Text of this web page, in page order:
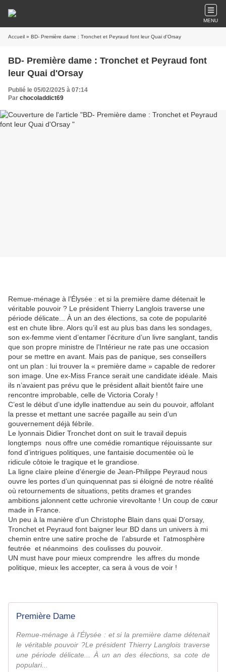
MENU
Accueil » BD- Première dame : Tronchet et Peyraud font leur Quai d'Orsay
BD- Première dame : Tronchet et Peyraud font
leur Quai d'Orsay
Publié le 05/02/2025 à 07:14
Par chocoladdict69
Remue-ménage à l’Élysée : et si la première dame détenait le
véritable pouvoir ? Le président Thierry Langlois traverse une
période délicate... À un an des élections, sa cote de popularité
est en chute libre. Alors qu’il est au plus bas dans les sondages,
son ex-femme vient d’entamer l’écriture d’un livre sanglant, tandis
que son propre ministre de l’Intérieur ne rate pas une occasion
pour se mettre en avant. Mais pas de panique, ses conseillers
ont un plan : lui trouver la « première dame » capable de redorer
son image. Une ex-Miss France serait une candidate idéale. Mais
ils n’avaient pas prévu que le président allait bientôt faire une
rencontre improbable, celle de Victoria Coraly !
C’est le début d’une idylle inattendue au sein du pouvoir, affolant
la presse et mettant une sacrée pagaille au sein d’un
gouvernement déjà fébrile.
Le lyonnais Didier Tronchet dont on suit le travail depuis
longtemps nous offre une comédie romantique réjouissante sur
fond d’intrigues politiques, une fantaisie documentée où le
ridicule côtoie le tragique et le grandiose.
La ligne claire pleine d’énergie de Jean-Philippe Peyraud nous
ouvre les portes d’un quinquennat pas si éloigné de notre réalité
où retournements de situations, petits drames et grandes
ambitions jalonnent cette uchronie virevoltante ! Un coup de cœur
made in France.
Un peu à la manière d'un Christophe Blain dans quai D'orsay,
Tronchet et Peyraud font baigner leur BD dans un univers à mi
chemin entre une satire proche de l’absurde et l’atmosphère
feutrée et néanmoins des coulisses du pouvoir.
UN must have pour mieux comprendre les affres du monde
politique, mieux les accepter, ca sera à vous de voir !
Première Dame
Remue-ménage à l'Élysée : et si la première dame détenait
le véritable pouvoir ?Le président Thierry Langlois traverse
une période délicate... À un an des élections, sa cote de
populari...